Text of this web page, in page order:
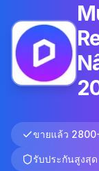
ขายแล้ว
รับประกันสูงสุด